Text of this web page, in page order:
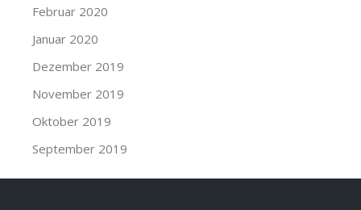
Februar 2020
Januar 2020
Dezember 2019
November 2019
Oktober 2019
September 2019